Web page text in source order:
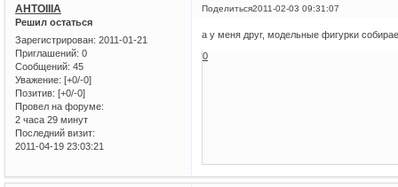
Поделиться2011-02-03 09:31:07
AHTOIIIA
Решил остаться
Зарегистрирован: 2011-01-21
Приглашений: 0
Сообщений: 45
Уважение: [+0/-0]
Позитив: [+0/-0]
Провел на форуме:
2 часа 29 минут
Последний визит:
2011-04-19 23:03:21
а у меня друг, модельные фигурки
0